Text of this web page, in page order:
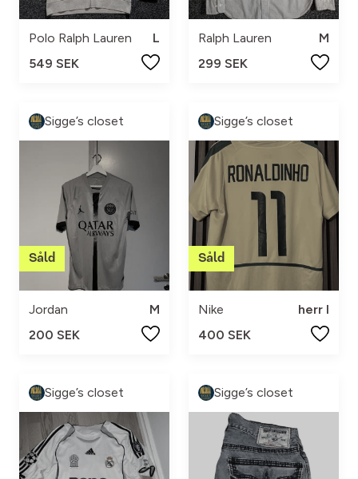
Polo Ralph Lauren
L
549 SEK
Ralph Lauren
M
299 SEK
Sigge’s closet
Jordan
M
200 SEK
Sigge’s closet
Nike
herr l
400 SEK
Sigge’s closet Sigge’s closet